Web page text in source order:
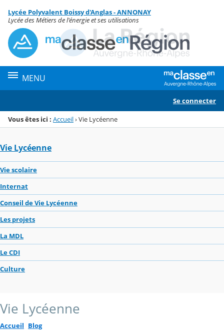
Menu de la rubrique
Contenu
Lycée Polyvalent Boissy d'Anglas - ANNONAY
Lycée des Métiers de l'énergie et ses utilisations
MENU
Se connecter
Vous êtes ici : Accueil›Vie Lycéenne
Vie Lycéenne
Vie scolaire
Internat
Conseil de Vie Lycéenne
Les projets
La MDL
Le CDI
Culture
Vie Lycéenne
Accueil Blog